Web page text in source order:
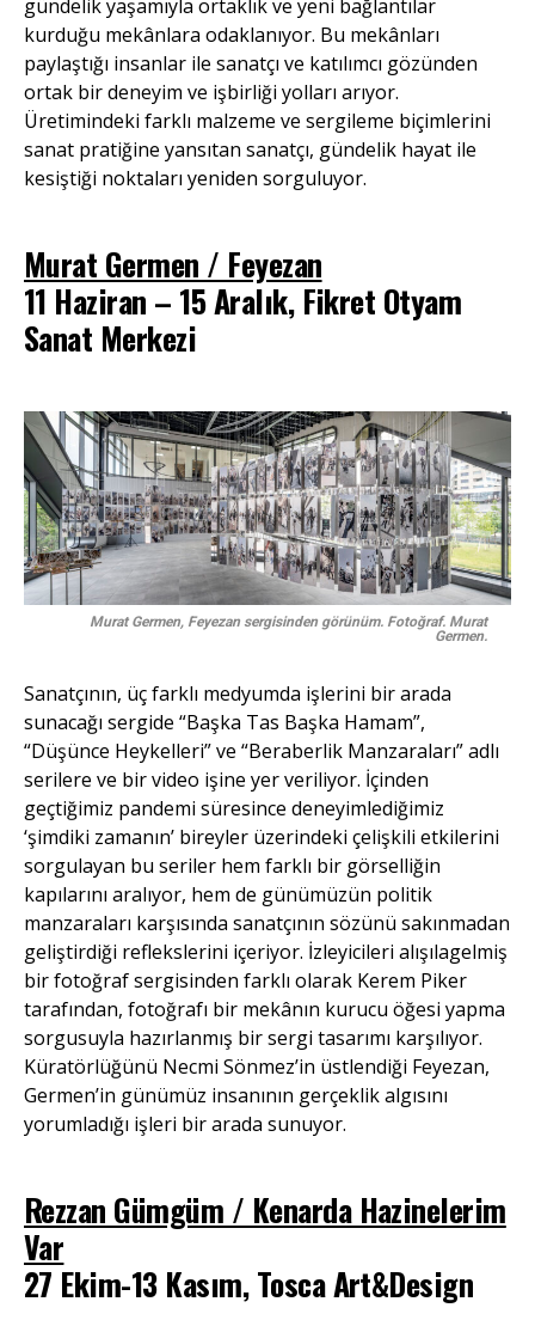
gündelik yaşamıyla ortaklık ve yeni bağlantılar
kurduğu mekânlara odaklanıyor. Bu mekânları
paylaştığı insanlar ile sanatçı ve katılımcı gözünden
ortak bir deneyim ve işbirliği yolları arıyor.
Üretimindeki farklı malzeme ve sergileme biçimlerini
sanat pratiğine yansıtan sanatçı, gündelik hayat ile
kesiştiği noktaları yeniden sorguluyor.
Murat Germen / Feyezan
11 Haziran – 15 Aralık, Fikret Otyam
Sanat Merkezi
Murat Germen, Feyezan sergisinden görünüm. Fotoğraf. Murat
Germen.
Sanatçının, üç farklı medyumda işlerini bir arada
sunacağı sergide “Başka Tas Başka Hamam”,
“Düşünce Heykelleri” ve “Beraberlik Manzaraları” adlı
serilere ve bir video işine yer veriliyor. İçinden
geçtiğimiz pandemi süresince deneyimlediğimiz
‘şimdiki zamanın’ bireyler üzerindeki çelişkili etkilerini
sorgulayan bu seriler hem farklı bir görselliğin
kapılarını aralıyor, hem de günümüzün politik
manzaraları karşısında sanatçının sözünü sakınmadan
geliştirdiği reflekslerini içeriyor. İzleyicileri alışılagelmiş
bir fotoğraf sergisinden farklı olarak Kerem Piker
tarafından, fotoğrafı bir mekânın kurucu öğesi yapma
sorgusuyla hazırlanmış bir sergi tasarımı karşılıyor.
Küratörlüğünü Necmi Sönmez’in üstlendiği Feyezan,
Germen’in günümüz insanının gerçeklik algısını
yorumladığı işleri bir arada sunuyor.
Rezzan Gümgüm / Kenarda Hazinelerim
Var
27 Ekim-13 Kasım, Tosca Art&Design